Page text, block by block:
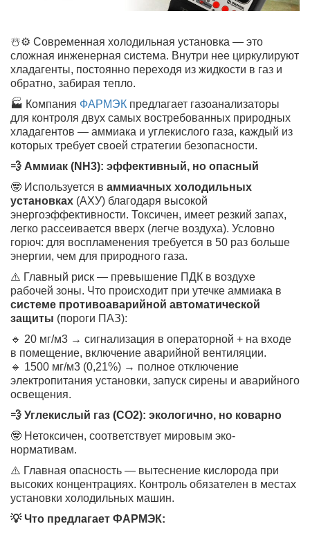
☃️⚙️ Современная холодильная установка — это
сложная инженерная система. Внутри нее циркулируют
хладагенты, постоянно переходя из жидкости в газ и
обратно, забирая тепло.
🏭 Компания ФАРМЭК предлагает газоанализаторы
для контроля двух самых востребованных природных
хладагентов — аммиака и углекислого газа, каждый из
которых требует своей стратегии безопасности.
💨 Аммиак (NH3): эффективный, но опасный
🤓 Используется в аммиачных холодильных
установках (АХУ) благодаря высокой
энергоэффективности. Токсичен, имеет резкий запах,
легко рассеивается вверх (легче воздуха). Условно
горюч: для воспламенения требуется в 50 раз больше
энергии, чем для природного газа.
⚠️ Главный риск — превышение ПДК в воздухе
рабочей зоны. Что происходит при утечке аммиака в
системе противоаварийной автоматической
защиты (пороги ПАЗ):
🔹 20 мг/м3 → сигнализация в операторной + на входе
в помещение, включение аварийной вентиляции.
🔹 1500 мг/м3 (0,21%) → полное отключение
электропитания установки, запуск сирены и аварийного
освещения.
💨 Углекислый газ (CO2): экологично, но коварно
🤓 Нетоксичен, соответствует мировым эко-
нормативам.
⚠️ Главная опасность — вытеснение кислорода при
высоких концентрациях. Контроль обязателен в местах
установки холодильных машин.
💡 Что предлагает ФАРМЭК: